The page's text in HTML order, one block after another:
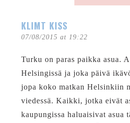
KLIMT KISS
07/08/2015 at 19:22
Turku on paras paikka asua.
Helsingissä ja joka päivä
jopa koko matkan Helsinkiin
viedessä. Kaikki, jotka eivät
kaupungissa haluaisivat asua